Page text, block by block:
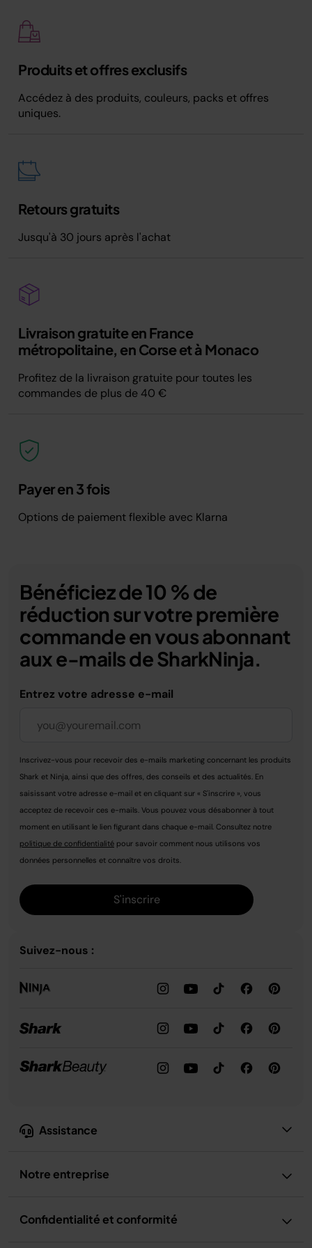
Produits et offres exclusifs
Accédez à des produits, couleurs, packs et offres
uniques.
Retours gratuits
Jusqu'à 30 jours après l'achat
Livraison gratuite en France
métropolitaine, en Corse et à Monaco
Profitez de la livraison gratuite pour toutes les
commandes de plus de 40 €
Payer en 3 fois
Options de paiement flexible avec Klarna
Assistance
Notre entreprise
Confidentialité et conformité
Bénéficiez de 10 % de
réduction sur votre première
commande en vous abonnant
aux e-mails de SharkNinja.
Entrez votre adresse e-mail
Inscrivez-vous pour recevoir des e-mails marketing concernant les produits
Shark et Ninja, ainsi que des offres, des conseils et des actualités. En
saisissant votre adresse e-mail et en cliquant sur « S'inscrire », vous
acceptez de recevoir ces e-mails. Vous pouvez vous désabonner à tout
moment en utilisant le lien figurant dans chaque e-mail. Consultez notre
politique de confidentialité pour savoir comment nous utilisons vos
données personnelles et connaître vos droits.
S'inscrire
Suivez-nous :